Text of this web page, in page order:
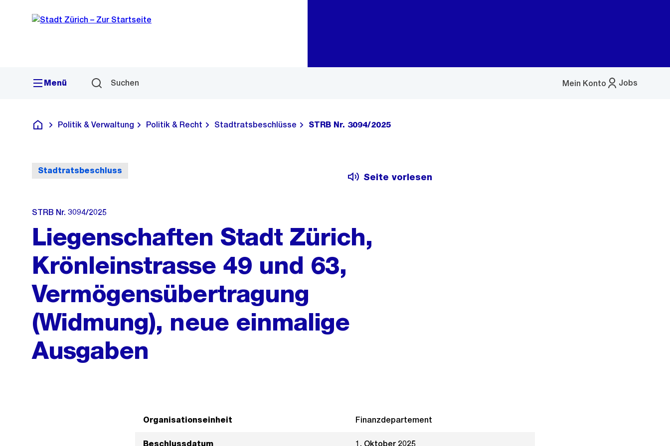
Navigation
Sprunglink
Menü Suchen Jobs
Mein Konto
Menü
Deutsch
Politik & Verwaltung Politik & Recht Stadtratsbeschlüsse STRB Nr. 3094/2025
Stadtratsbeschluss
Seite vorlesen
STRB Nr. 3094/2025
Liegenschaften Stadt Zürich,
Krönleinstrasse 49 und 63,
Vermögensübertragung
(Widmung), neue einmalige
Ausgaben
Organisationseinheit Finanzdepartement
Beschlussdatum 1. Oktober 2025